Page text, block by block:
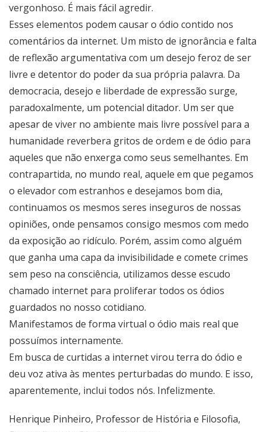
vergonhoso. É mais fácil agredir.
Esses elementos podem causar o ódio contido nos
comentários da internet. Um misto de ignorância e falta
de reflexão argumentativa com um desejo feroz de ser
livre e detentor do poder da sua própria palavra. Da
democracia, desejo e liberdade de expressão surge,
paradoxalmente, um potencial ditador. Um ser que
apesar de viver no ambiente mais livre possível para a
humanidade reverbera gritos de ordem e de ódio para
aqueles que não enxerga como seus semelhantes. Em
contrapartida, no mundo real, aquele em que pegamos
o elevador com estranhos e desejamos bom dia,
continuamos os mesmos seres inseguros de nossas
opiniões, onde pensamos consigo mesmos com medo
da exposição ao ridículo. Porém, assim como alguém
que ganha uma capa da invisibilidade e comete crimes
sem peso na consciência, utilizamos desse escudo
chamado internet para proliferar todos os ódios
guardados no nosso cotidiano.
Manifestamos de forma virtual o ódio mais real que
possuímos internamente.
Em busca de curtidas a internet virou terra do ódio e
deu voz ativa às mentes perturbadas do mundo. E isso,
aparentemente, inclui todos nós. Infelizmente.
Henrique Pinheiro, Professor de História e Filosofia,